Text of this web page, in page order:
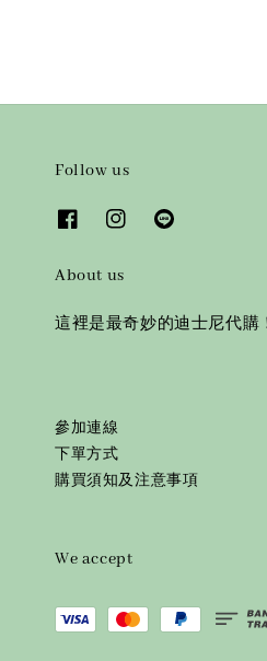
Follow us
About us
這裡是最奇妙的迪士尼代購
參加連線
下單方式
購買須知及注意事項
We accept